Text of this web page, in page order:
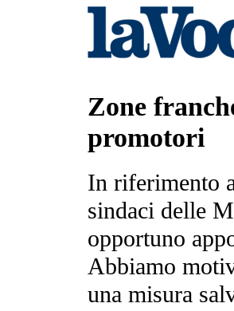
Zone
promotori
In riferimento
sindaci delle
opportuno
Abbiamo
una misura